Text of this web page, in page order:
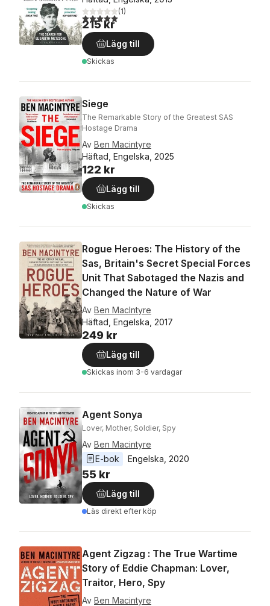
5,0utav 5 stjärnor. Totalt antal röster:
(1)
215 kr
Lägg till
Skickas
Siege
The Remarkable Story of the Greatest SAS
Hostage Drama
Av Ben Macintyre
Häftad, Engelska, 2025
122 kr
Lägg till
Skickas
Rogue Heroes: The History of the
Sas, Britain's Secret Special Forces
Unit That Sabotaged the Nazis and
Changed the Nature of War
Av Ben MacIntyre
Häftad, Engelska, 2017
249 kr
Lägg till
Skickas inom 3-6 vardagar
Agent Sonya
Lover, Mother, Soldier, Spy
Av Ben Macintyre
E-bok
Engelska 2020
55 kr
Lägg till
Läs direkt efter köp
Agent Zigzag : The True Wartime
Story of Eddie Chapman: Lover,
Traitor, Hero, Spy
Av Ben Macintyre